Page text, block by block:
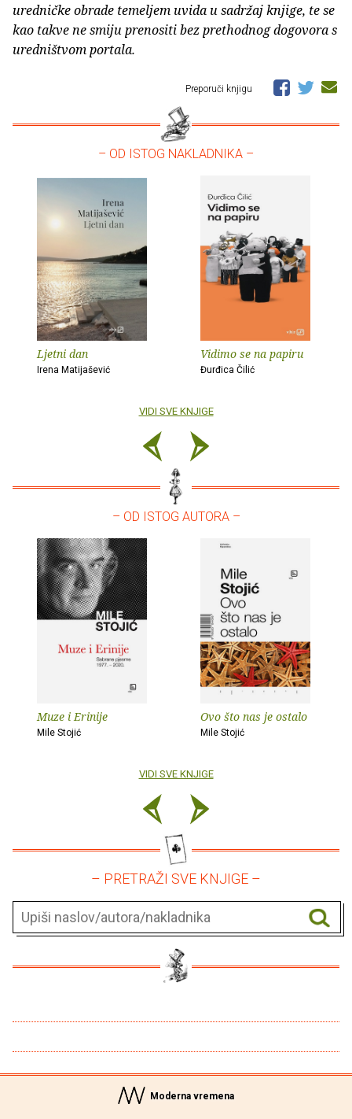
uredničke obrade temeljem uvida u sadržaj knjige, te se
kao takve ne smiju prenositi bez prethodnog dogovora s
uredništvom portala.
Preporuči knjigu
– OD ISTOG NAKLADNIKA –
Ljetni dan
Irena Matijašević
Vidimo se na papiru
Đurđica Čilić
VIDI SVE KNJIGE
– OD ISTOG AUTORA –
Muze i Erinije
Mile Stojić
Ovo što nas je ostalo
Mile Stojić
VIDI SVE KNJIGE
– PRETRAŽI SVE KNJIGE –
Moderna vremena